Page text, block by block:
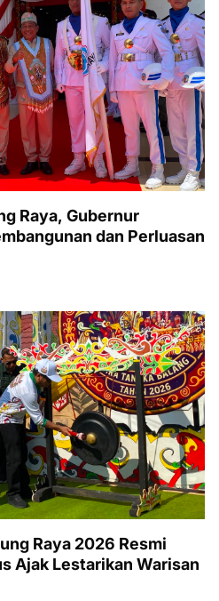
Raya, Gubernur
dan Perluasan
Raya 2026 Resmi
Ajak Lestarikan Warisan